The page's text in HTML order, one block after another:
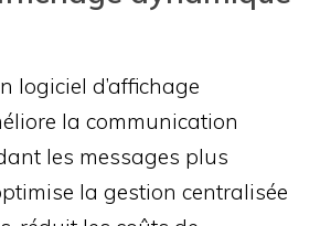
logiciel d’affichage
la communication
les messages plus
la gestion centralisée